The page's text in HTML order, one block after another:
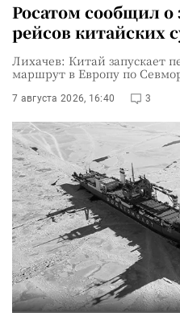
Росатом сообщил о
рейсов китайских
Лихачев: Китай запускает
маршрут в Европу по
7 августа 2026, 16:40 3